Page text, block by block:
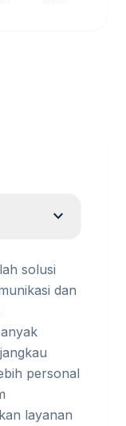
expand_more
solusi
dan
personal
layanan